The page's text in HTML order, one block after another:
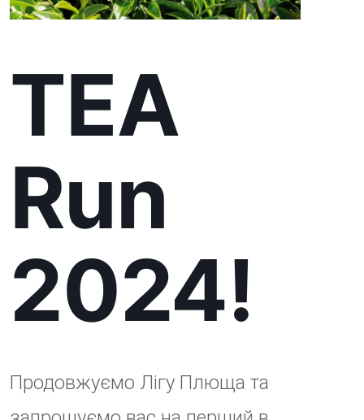
Run
2024!
Продовжуємо Лігу Плюща та
запрошуємо вас на перший в
історії Закарпаття чайний забіг
TEA Run.
Забіг відбуватиметься з
кошти перераховуватимуться на